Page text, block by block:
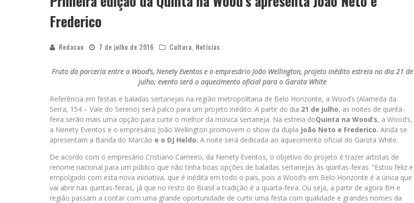
Frederico
Redacao 7 de julho de 2016 Cultura Notícias
Fruto da parceria entre a Wood’s, Nenety Eventos e o empresário João Wellington, projeto inédito estreia no dia 21 de
julho; evento será o aquecimento oficial para o Garota White
Referência em festas e baladas sertanejas na região metropolitana de Belo Horizonte, a Wood’s (Alameda da
Serra, 154 – Vale do Sereno) será palco para um projeto inédito. A partir do dia 21 de julho, as noites de quinta-
feira serão mais uma opção para curtir o melhor da música sertaneja. Na estreia doQuinta na Wood’s, a Wood’s,
a Nenety Eventos e o empresário João Wellington promovem o show da dupla João Neto e Frederico. Ainda se
apresentam a Banda do Marcão e o DJ Heldo. A noite será dedicada ao aquecimento oficial do Garota White.
De acordo com o empresário Cristiano Carneiro, da Nenety Eventos, o objetivo do projeto é trazer artistas de
renome nacional para um público que não tinha boas opções de baladas sertanejas às quintas-feiras. “Estou feliz e
empolgado com esta nova iniciativa, que é inédita em todo o país, pois a Wood’s em Belo Horizonte é a única que
vai abrir nas quintas-feiras, já que no resto do Brasil a tradição é a quarta-feira. Ou seja, a partir de agora BH e
região passam a contar com uma grande oportunidade de curtir uma festa com qualidade e grandes nomes da